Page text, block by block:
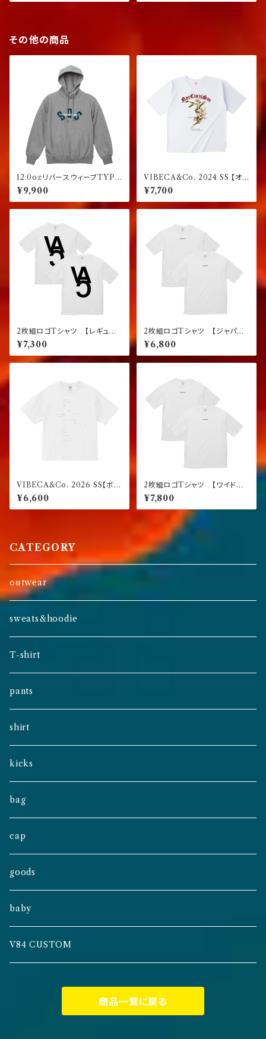
その他の商品
12.0ozリバースウィーブTYPE
プルオーバーパーカー グレー
¥9,900
VIBECA&Co. 2024 SS 【オ
ープンエンド糸ボックスシルエッ
ト】
¥7,700
2枚組ロゴTシャツ 【レギュラ
ーフィット】
¥7,300
2枚組ロゴTシャツ 【ジャパン
フィット】
¥6,800
VIBECA&Co. 2026 SS【ボッ
クスフィット】
¥6,600
2枚組ロゴTシャツ 【ワイドフィ
ット】
¥7,800
CATEGORY
outwear
sweats&hoodie
T-shirt
pants
shirt
kicks
bag
cap
goods
baby
V84 CUSTOM
商品一覧に戻る